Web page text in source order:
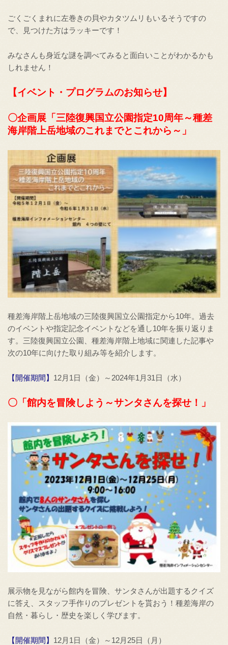
ごくごくまれに左巻きの貝やカタツムリもいるそうですの
で、見つけた方はラッキーです！
みなさんも身近な謎を調べてみると面白いことがわかるかも
しれません！
【イベント・プログラムのお知らせ】
〇企画展 「三陸復興国立公園指定10周年～種差
海岸階上岳地域のこれまでとこれから～」
種差海岸階上岳地域の三陸復興国立公園指定から10年。過去
のイベントや指定記念イベントなどを通し10年を振り返りま
す。三陸復興国立公園、種差海岸階上地域に関連した記事や
次の10年に向けた取り組み等を紹介します。
【開催期間】 12月1日（金）～2024年1月31日（水）
〇「館内を冒険しよう～サンタさんを探せ！」
展示物を見ながら館内を冒険、サンタさんが出題するクイズ
に答え、スタッフ手作りのプレゼントを貰おう！種差海岸の
自然・暮らし・歴史を楽しく学びます。
【開催期間】 12月1日（金）～12月25日（月）